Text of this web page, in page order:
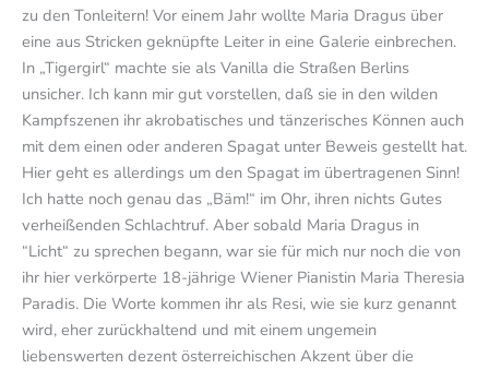
zu den Tonleitern! Vor einem Jahr wollte Maria Dragus über
eine aus Stricken geknüpfte Leiter in eine Galerie einbrechen.
In „Tigergirl“ machte sie als Vanilla die Straßen Berlins
unsicher. Ich kann mir gut vorstellen, daß sie in den wilden
Kampfszenen ihr akrobatisches und tänzerisches Können auch
mit dem einen oder anderen Spagat unter Beweis gestellt hat.
Hier geht es allerdings um den Spagat im übertragenen Sinn!
Ich hatte noch genau das „Bäm!“ im Ohr, ihren nichts Gutes
verheißenden Schlachtruf. Aber sobald Maria Dragus in
“Licht“ zu sprechen begann, war sie für mich nur noch die von
ihr hier verkörperte 18-jährige Wiener Pianistin Maria Theresia
Paradis. Die Worte kommen ihr als Resi, wie sie kurz genannt
wird, eher zurückhaltend und mit einem ungemein
liebenswerten dezent österreichischen Akzent über die